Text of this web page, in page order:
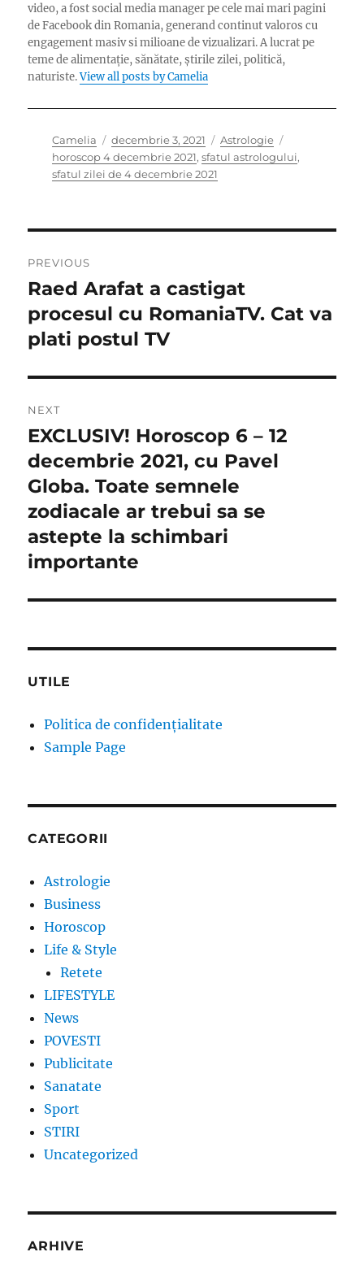
video, a fost social media manager pe cele mai mari pagini
de Facebook din Romania, generand continut valoros cu
engagement masiv si milioane de vizualizari. A lucrat pe
teme de alimentație, sănătate, știrile zilei, politică,
naturiste.View all posts by Camelia
Author
Camelia
Posted
on
decembrie 3, 2021 Categories
Astrologie
horoscop 4 decembrie 2021, sfatul astrologului,
sfatul zilei de 4 decembrie 2021
în
articole
PREVIOUS
Previous
post:
Raed Arafat a castigat
procesul cu RomaniaTV. Cat va
plati postul TV
NEXT
Next
post:
EXCLUSIV! Horoscop 6 – 12
decembrie 2021, cu Pavel
Globa. Toate semnele
zodiacale ar trebui sa se
astepte la schimbari
importante
UTILE
Politica de confidențialitate
Sample Page
CATEGORII
Astrologie
Business
Horoscop
Life & Style
Retete
LIFESTYLE
News
POVESTI
Publicitate
Sanatate
Sport
STIRI
Uncategorized
ARHIVE